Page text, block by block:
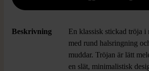
Beskrivning
En klassisk stickad tröja
med rund halsringning
muddar. Tröjan är lätt
en slät, minimalistisk